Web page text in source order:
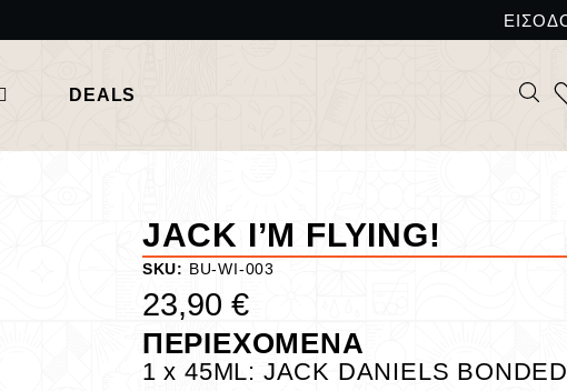
DEALS
JACK I’M FLYING!
SKU: BU-WI-003
23,90 €
ΠΕΡΙΕΧΟΜΕΝΑ
1 x45ML: JACK DANIELS BONDED